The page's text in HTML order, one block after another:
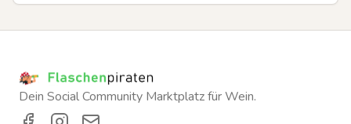
Dein Social Community Marktplatz für Wein.